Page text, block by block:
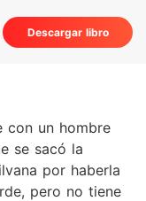
Descargar libro
con un hombre
se sacó la
por haberla
pero no tiene